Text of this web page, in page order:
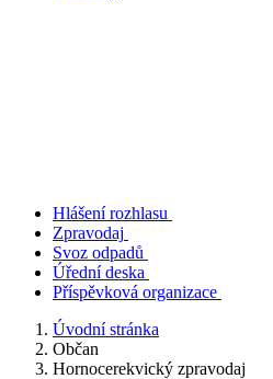
Hlášení rozhlasu
Zpravodaj
Svoz odpadů
Úřední deska
Příspěvková organizace
Úvodní stránka
Občan
Hornocerekvický zpravodaj